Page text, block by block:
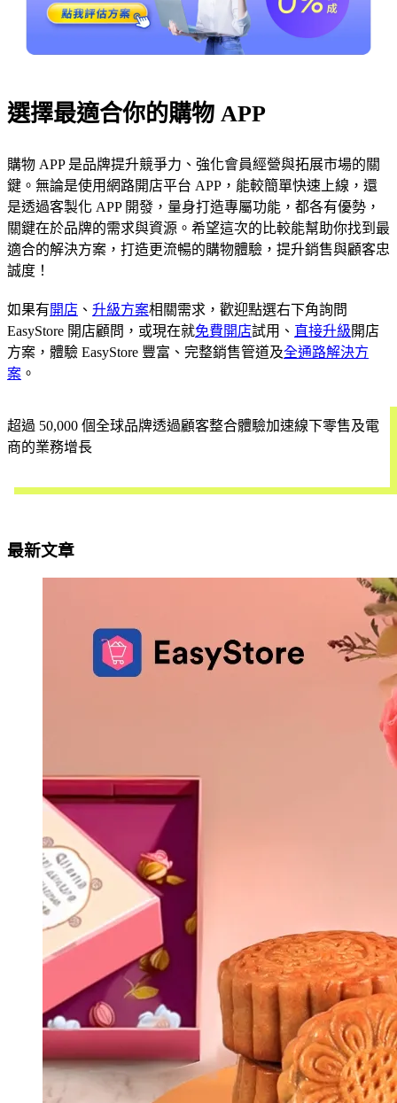
選擇最適合你的購物 APP
購物 APP 是品牌提升競爭力、強化會員經營與拓展市場的關
鍵。無論是使用網路開店平台 APP，能較簡單快速上線，還
是透過客製化 APP 開發，量身打造專屬功能，都各有優勢，
關鍵在於品牌的需求與資源。希望這次的比較能幫助你找到最
適合的解決方案，打造更流暢的購物體驗，提升銷售與顧客忠
誠度！
如果有開店 、 升級方案相關需求，歡迎點選右下角詢問
EasyStore 開店顧問，或現在就免費開店試用、 直接升級開店
方案，體驗 EasyStore 豐富、完整銷售管道及全通路解決方
案 。
超過 50,000 個全球品牌透過顧客整合體驗加速線下零售及電
商的業務增長
最新文章